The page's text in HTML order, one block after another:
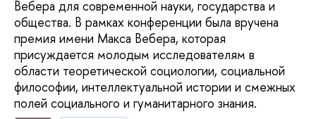
Вебера для современной науки, государства и
общества. В рамках конференции была вручена
премия имени Макса Вебера, которая
присуждается молодым исследователям в
области теоретической социологии, социальной
философии, интеллектуальной истории и смежных
полей социального и гуманитарного знания.